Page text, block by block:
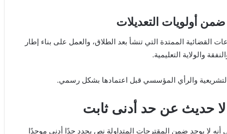
ضمن أولويات التعديلات
القضائية الممتدة التي تنشأ بعد الطلاق، والعمل على بناء إطار
والولاية التعليمية.
والرأي المؤسسي قبل اعتمادها بشكل رسمي.
لا حديث عن حد أدنى ثابت
أنه لا يوجد ضمن المقترحات المتداولة نص يحدد حدًا أدنى موحدًا